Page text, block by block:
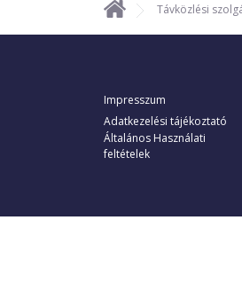
Távközlési
Impresszum
Adatkezelési tájékoztató
Általános Használati
feltételek